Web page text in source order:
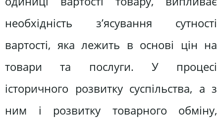
необхідність з’ясування сутності
вартості, яка лежить в основі цін на
товари та послуги. У процесі
історичного розвитку суспільства, а з
ним і розвитку товарного обміну,